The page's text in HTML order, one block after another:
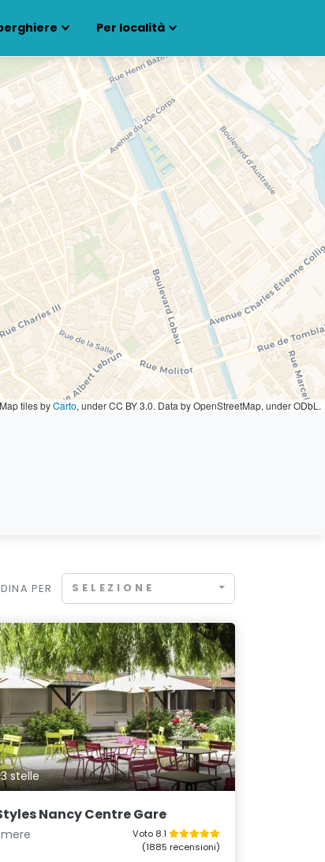
Per località
Map tiles byCarto, under CC BY 3.0. Data by OpenStreetMap, under ODbL.
PER SELEZIONE
stelle
Nancy Centre Gare
Voto 8.1
(1885 recensioni)